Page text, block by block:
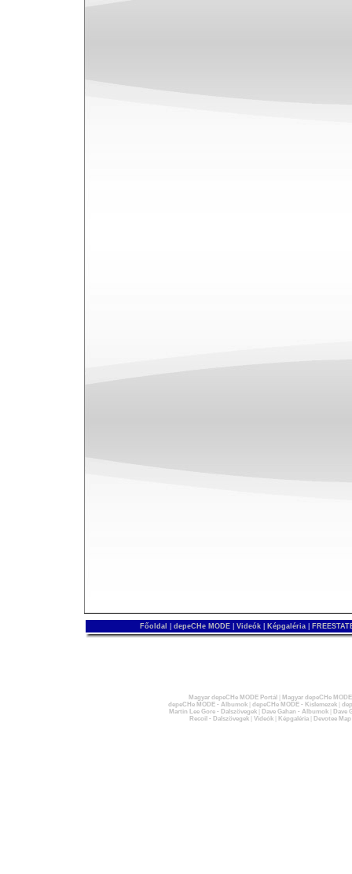
Főoldal depeCHe MODE Videók Képgaléria
Magyar depeCHe MODE Portál
Magyar depeCHe
depeCHe MODE - Albumok| depeCHe MODE - Kislemezek|
Martin Lee Gore - Dalszövegek| Dave Gahan - Albumok|
Dave
Recoil - Dalszövegek| Videók| Képgaléria| Devotee Map